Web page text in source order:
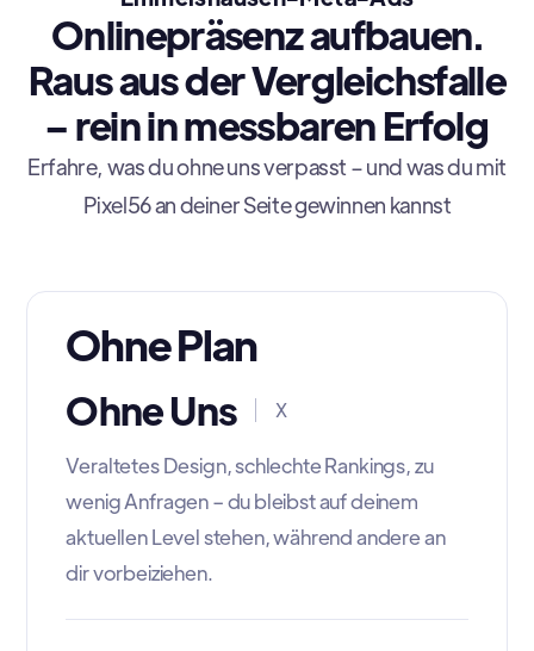
Onlinepräsenz aufbauen.
Raus aus der Vergleichsfalle
– rein in messbaren Erfolg
Erfahre, was du ohne uns verpasst – und was du mit
Pixel56 an deiner Seite gewinnen kannst
Ohne Plan
Ohne Uns X
Veraltetes Design, schlechte Rankings, zu
wenig Anfragen – du bleibst auf deinem
aktuellen Level stehen, während andere an
dir vorbeiziehen.